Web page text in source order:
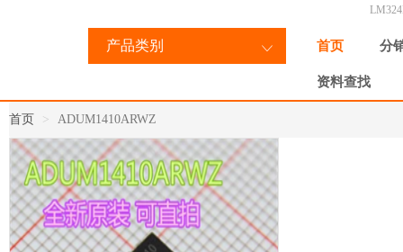
产品类别 首页 分
资料查找
首页 ADUM1410ARWZ